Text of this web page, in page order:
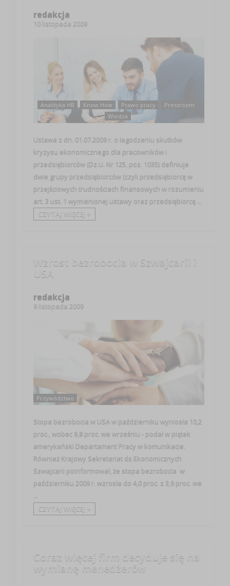
redakcja
10 listopada 2009
Analityka HR Know How Prawo pracy
Pressroom
Wiedza
Ustawa z dn. 01.07.2009 r. o łagodzeniu skutków
kryzysu ekonomicznego dla pracowników i
przedsiębiorców (Dz.U. Nr 125, poz. 1035) definiuje
dwie grupy przedsiębiorców (czyli przedsiębiorcę w
przejściowych trudnościach finansowych w rozumieniu
art. 3 ust. 1 wymienionej ustawy oraz przedsiębiorcę ...
CZYTAJ WIĘCEJ +
Wzrost bezrobocia w Szwajcarii i
USA
redakcja
9 listopada 2009
Przywództwo
Stopa bezrobocia w USA w październiku wyniosła 10,2
proc., wobec 9,8 proc. we wrześniu - podał w piątek
amerykański Departament Pracy w komunikacie.
Również Krajowy Sekretariat ds Ekonomicznych
Szwajcarii poinformował, że stopa bezrobocia w
październiku 2009 r. wzrosła do 4,0 proc. z 3,9 proc. we
...
CZYTAJ WIĘCEJ +
Coraz więcej firm decyduje się na
wymianę menedżerów